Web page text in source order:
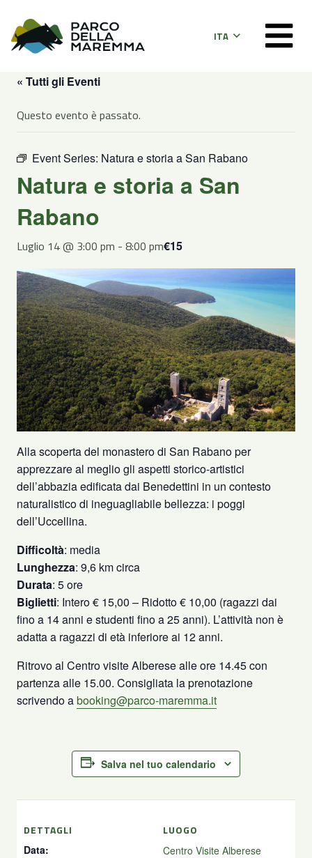
ITA
« Tutti gli Eventi
Questo evento è passato.
Event Series: Natura e storia a San Rabano
Natura e storia a San
Rabano
Luglio 14 @ 3:00 pm - 8:00 pm€15
Alla scoperta del monastero di San Rabano per
apprezzare al meglio gli aspetti storico-artistici
dell’abbazia edificata dai Benedettini in un contesto
naturalistico di ineguagliabile bellezza: i poggi
dell’Uccellina.
Difficoltà: media
Lunghezza: 9,6 km circa
Durata: 5 ore
Biglietti: Intero € 15,00 – Ridotto € 10,00 (ragazzi dai
fino a 14 anni e studenti fino a 25 anni). L’attività non è
adatta a ragazzi di età inferiore ai 12 anni.
Ritrovo al Centro visite Alberese alle ore 14.45 con
partenza alle 15.00. Consigliata la prenotazione
scrivendo abooking@parco-maremma.it
Salva nel tuo calendario
DETTAGLI
Data:
LUOGO
Centro Visite Alberese